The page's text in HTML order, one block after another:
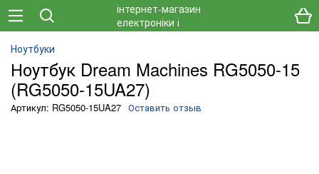
Ноутбуки
Ноутбук Dream Machines RG5050-15
(RG5050-15UA27)
Артикул: RG5050-15UA27 Оставить отзыв